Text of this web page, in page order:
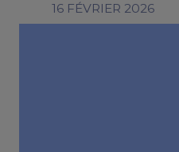
16 FÉVRIER 2026